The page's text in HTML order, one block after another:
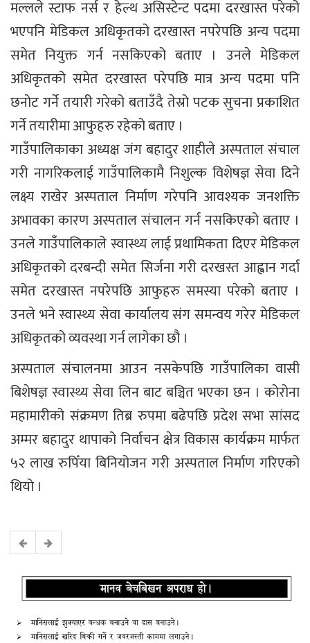
मल्लले स्टाफ नर्स र हेल्थ असिस्टेन्ट पदमा दरखास्त परेको
भएपनि मेडिकल अधिकृतको दरखास्त नपरेपछि अन्य पदमा
समेत नियुक्त गर्न नसकिएको बताए । उनले मेडिकल
अधिकृतको समेत दरखास्त परेपछि मात्र अन्य पदमा पनि
छनोट गर्ने तयारी गरेको बताउँदै तेस्रो पटक सुचना प्रकाशित
गर्ने तयारीमा आफुहरु रहेको बताए ।
गाउँपालिकाका अध्यक्ष जंग बहादुर शाहीले अस्पताल संचाल
गरी नागरिकलाई गाउँपालिकामै निशुल्क विशेषज्ञ सेवा दिने
लक्ष्य राखेर अस्पताल निर्माण गरेपनि आवश्यक जनशक्ति
अभावका कारण अस्पताल संचालन गर्न नसकिएको बताए ।
उनले गाउँपालिकाले स्वास्थ्य लाई प्रथामिकता दिएर मेडिकल
अधिकृतको दरबन्दी समेत सिर्जना गरी दरखस्त आह्वान गर्दा
समेत दरखास्त नपरेपछि आफुहरु समस्या परेको बताए ।
उनले भने स्वास्थ्य सेवा कार्यालय संग समन्वय गरेर मेडिकल
अधिकृतको व्यवस्था गर्न लागेका छौ ।
अस्पताल संचालनमा आउन नसकेपछि गाउँपालिका वासी
बिशेषज्ञ स्वास्थ्य सेवा लिन बाट बञ्चित भएका छन । कोरोना
महामारीको संक्रमण तिब्र रुपमा बढेपछि प्रदेश सभा सांसद
अम्मर बहादुर थापाको निर्वाचन क्षेत्र विकास कार्यक्रम मार्फत
५२ लाख रुपिँया बिनियोजन गरी अस्पताल निर्माण गरिएको
थियो ।